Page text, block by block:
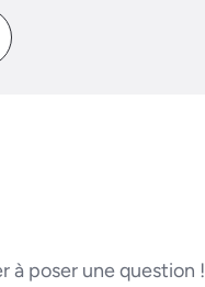
à poser une question !